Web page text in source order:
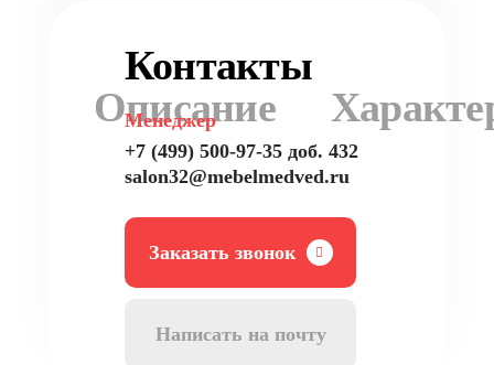
Описание
Контакты
Менеджер
+7 (499) 500-97-35 доб. 432
salon32@mebelmedved.ru
Заказать звонок
Написать на почту